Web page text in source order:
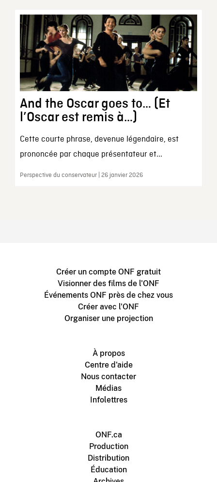
And the Oscar goes to… (Et
l’Oscar est remis à…)
Cette courte phrase, devenue légendaire, est
prononcée par chaque présentateur et...
Perspective du conservateur | 26 janvier 2026
Créer un compte ONF gratuit
Visionner des films de l'ONF
Événements ONF près de chez vous
Créer avec l'ONF
Organiser une projection
À propos
Centre d'aide
Nous contacter
Médias
Infolettres
ONF.ca
Production
Distribution
Éducation